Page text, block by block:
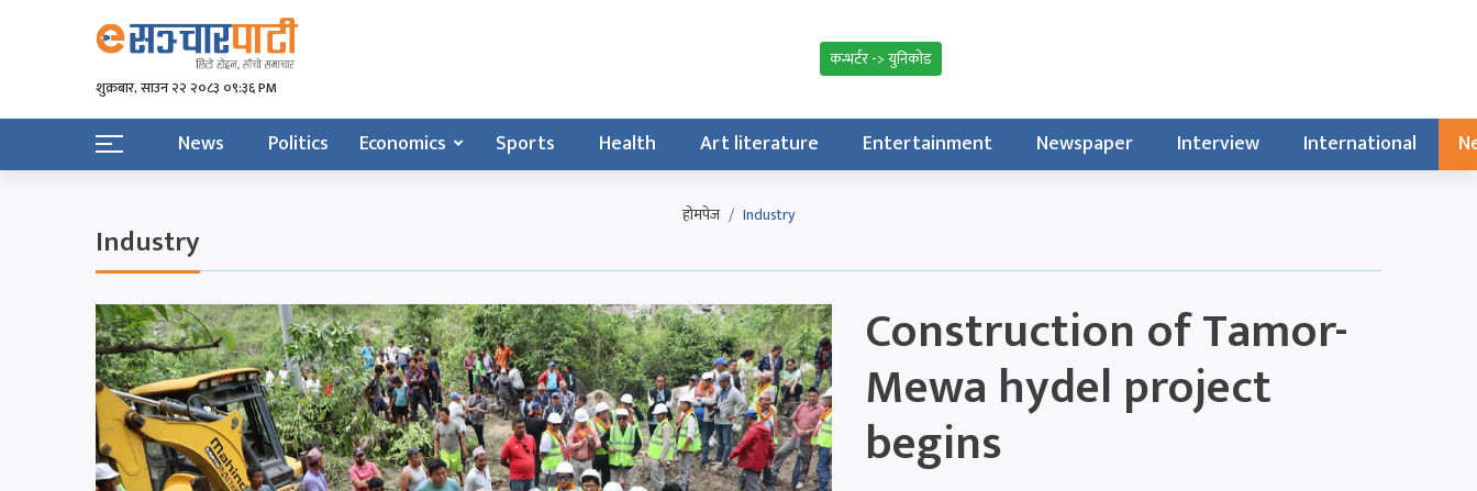
शुक्रबार​, साउन २२ २०८३ ०९:३६ PM
कन्भर्टर -> युनिकोड
News Politics Economics Sports Health Art literature Entertainment Newspaper Interview International
होमपेज Industry
Industry
Construction of Tamor-
Mewa hydel project
begins